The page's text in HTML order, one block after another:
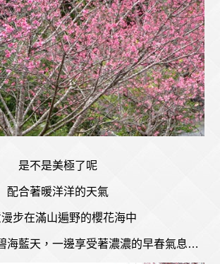
是不是美極了呢
配合著暖洋洋的天氣
漫步在滿山遍野的櫻花海中
海藍天，一邊享受著濃濃的早春氣息…